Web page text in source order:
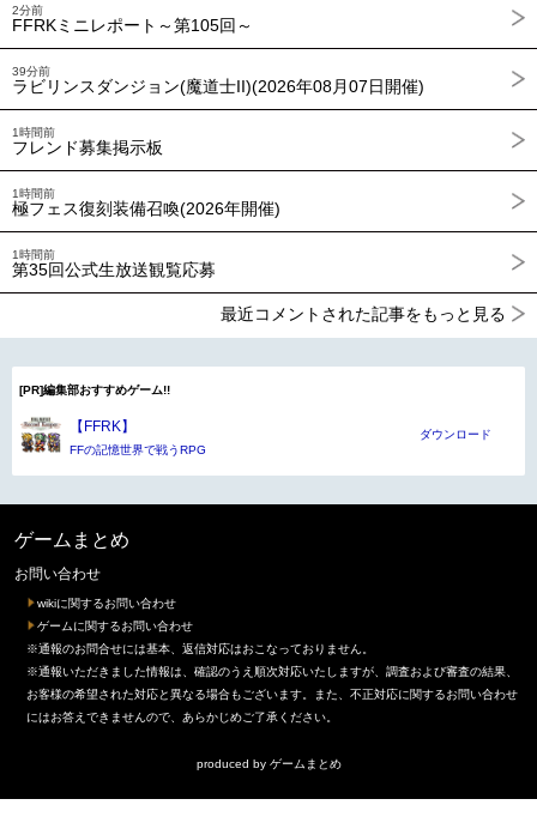
2分前
FFRKミニレポート～第105回～
39分前
ラビリンスダンジョン(魔道士II)(2026年08月07日開催)
1時間前
フレンド募集掲示板
1時間前
極フェス復刻装備召喚(2026年開催)
1時間前
第35回公式生放送観覧応募
最近コメントされた記事をもっと見る
[PR]編集部おすすめゲーム!!
【FFRK】
FFの記憶世界で戦うRPG
ダウンロード
ゲームまとめ
お問い合わせ
wikiに関するお問い合わせ
ゲームに関するお問い合わせ
※通報のお問合せには基本、返信対応はおこなっておりません。
※通報いただきました情報は、確認のうえ順次対応いたしますが、調査および審査の結果、
お客様の希望された対応と異なる場合もございます。また、不正対応に関するお問い合わせ
にはお答えできませんので、あらかじめご了承ください。
produced by ゲームまとめ